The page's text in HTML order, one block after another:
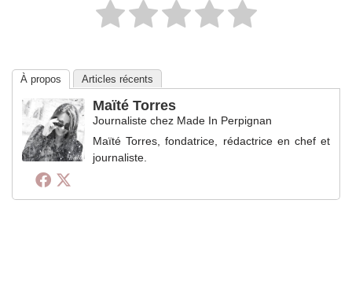
À propos Articles récents
Maïté Torres
Journaliste chez Made In Perpignan
Maïté Torres, fondatrice, rédactrice en chef et
journaliste.